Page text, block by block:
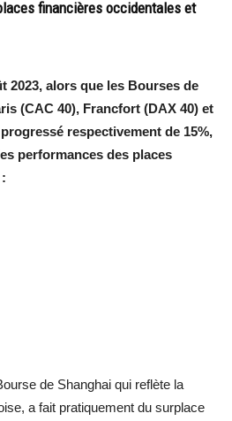
financières occidentales et
2023, alors que les Bourses de
(CAC 40), Francfort (DAX 40) et
respectivement de 15%,
performances des places
de Shanghai qui reflète la
a fait pratiquement du surplace